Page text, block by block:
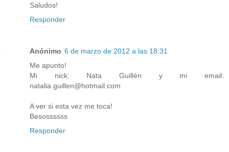
Saludos!
Responder
Anónimo 6 de marzo de 2012 a las 18:31
Me apunto!
Mi nick: Nata Guillén y mi email:
natalia.guillen@hotmail.com
A ver si esta vez me toca!
Besossssss
Responder